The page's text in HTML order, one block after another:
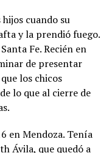
cuando su
y la prendió fuego.
Fe. Recién en
de presentar
los chicos
lo que al cierre de
en Mendoza. Tenía
Ávila, que quedó a